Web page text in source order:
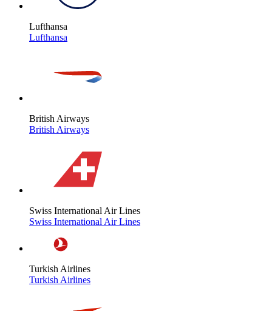
Lufthansa
Lufthansa
British Airways
British Airways
Swiss International Air Lines
Swiss International Air Lines
Turkish Airlines
Turkish Airlines